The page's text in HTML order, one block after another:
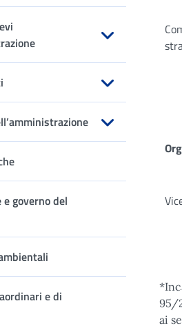
Apri sottomenu
Apri sottomenu
Apri sottomenu
governo del
e di
95/
ai